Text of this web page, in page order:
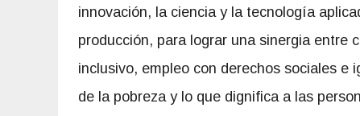
innovación, la ciencia y la tecnología
producción, para lograr una sinergia entre
inclusivo, empleo con derechos sociales e
de la pobreza y lo que dignifica a las